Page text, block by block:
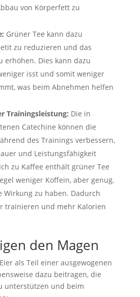
von Körperfett zu
Grüner Tee kann dazu
zu reduzieren und das
erhöhen. Dies kann dazu
isst und somit weniger
was beim Abnehmen helfen
Trainingsleistung: Die in
Catechine können die
des Trainings verbessern,
und Leistungsfähigkeit
zu Kaffee enthält grüner Tee
weniger Koffein, aber genug,
Wirkung zu haben. Dadurch
trainieren und mehr Kalorien
den Magen
als Teil einer ausgewogenen
dazu beitragen, die
unterstützen und beim